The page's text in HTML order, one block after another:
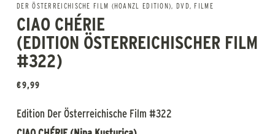
DER ÖSTERREICHISCHE FILM (HOANZL EDITION), DVD,FILME
CIAO CHÉRIE
(EDITION ÖSTERREICHISCHER FILM
#322)
€9,99
Edition Der Österreichische Film #322